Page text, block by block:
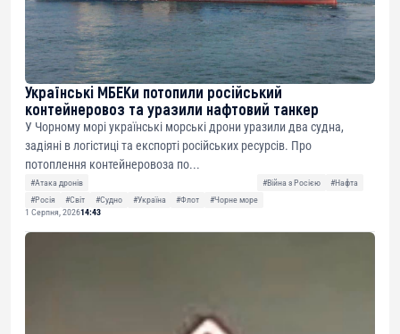
Українські МБЕКи потопили російський
контейнеровоз та уразили нафтовий танкер
У Чорному морі українські морські дрони уразили два судна,
задіяні в логістиці та експорті російських ресурсів. Про
потоплення контейнеровоза по...
#Атака дронів #Війна з Росією
#Нафта
#Росія
#Світ #Судно #Україна #Флот
#Чорне море
1 Серпня, 202614:43